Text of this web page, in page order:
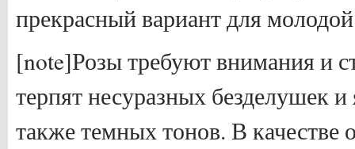
прекрасный вариант для
[note]Розы требуют внимания и
терпят несуразных безделушек
также темных тонов. В качестве